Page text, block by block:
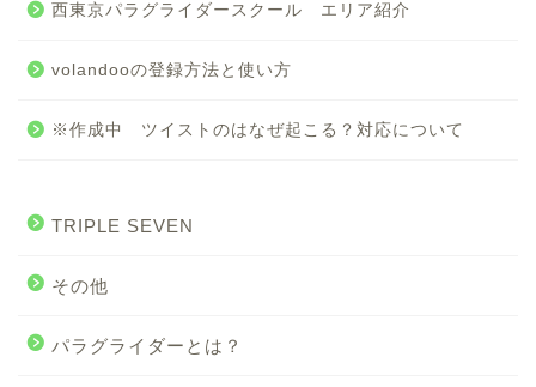
西東京パラグライダースクール エリア紹介
volandooの登録方法と使い方
※作成中 ツイストのはなぜ起こる？対応について
TRIPLE SEVEN
その他
パラグライダーとは？